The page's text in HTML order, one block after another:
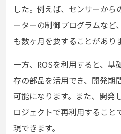
した。例えば、センサーから
ーターの制御プログラムなど
も数ヶ月を要することがあり
一方、ROSを利用すると、基
存の部品を活用でき、開発期
可能になります。また、開発
ロジェクトで再利用すること
現できます。